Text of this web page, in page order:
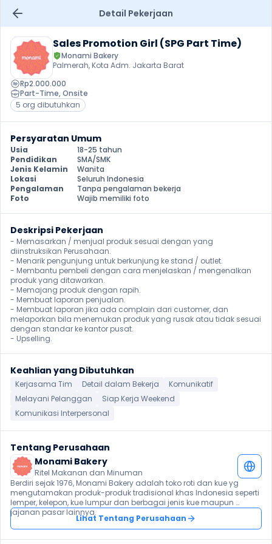
Detail Pekerjaan
Sales Promotion Girl (SPG Part Time)
Monami Bakery
Palmerah, Kota Adm. Jakarta Barat
Rp2.000.000
Part-Time, Onsite
5 org dibutuhkan
Persyaratan Umum
Usia
18-25 tahun
Pendidikan
SMA/SMK
Jenis Kelamin
Wanita
Lokasi
Seluruh Indonesia
Pengalaman
Tanpa pengalaman bekerja
Foto
Wajib memiliki foto
Deskripsi Pekerjaan
- Memasarkan / menjual produk sesuai dengan yang
diinstruksikan Perusahaan.
- Menarik pengunjung untuk berkunjung ke stand / outlet.
- Membantu pembeli dengan cara menjelaskan / mengenalkan
produk yang ditawarkan.
- Memajang produk dengan rapih.
- Membuat laporan penjualan.
- Membuat laporan jika ada complain dari customer, dan
melaporkan bila menemukan produk yang rusak atau tidak sesuai
dengan standar ke kantor pusat.
- Upselling.
Keahlian yang Dibutuhkan
Kerjasama Tim Detail dalam Bekerja
Komunikatif
Melayani Pelanggan
Siap Kerja Weekend
Komunikasi Interpersonal
Tentang Perusahaan
Monami Bakery
Ritel Makanan dan Minuman
Berdiri sejak 1976, Monami Bakery adalah toko roti dan kue yg
mengutamakan produk-produk tradisional khas Indonesia seperti
lemper, kelepon, kue lumpur dan berbagai jenis kue maupun
jajanan pasar lainnya.
Lihat Tentang Perusahaan